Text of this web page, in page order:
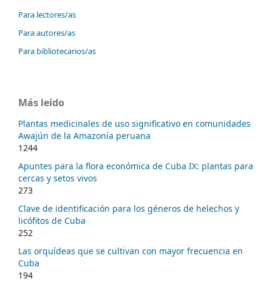
Para lectores/as
Para autores/as
Para bibliotecarios/as
Más leído
Plantas medicinales de uso significativo en comunidades
Awajún de la Amazonía peruana
1244
Apuntes para la flora económica de Cuba IX: plantas para
cercas y setos vivos
273
Clave de identificación para los géneros de helechos y
licófitos de Cuba
252
Las orquídeas que se cultivan con mayor frecuencia en
Cuba
194